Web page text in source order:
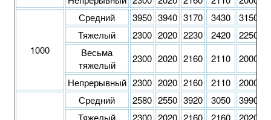
1000
Средний 3950 3940 3170 3430 3150
Тяжелый
2300 2020 2230 2420 2250
Весьма
тяжелый
2300 2020 2160 2110 2000
Непрерывный 2300 2020 2160 2110 2000
Средний 2580 2550 3920 3050 3990